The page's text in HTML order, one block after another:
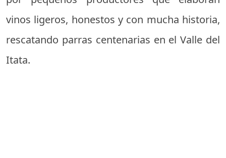
vinos ligeros, honestos y con mucha historia,
rescatando parras centenarias en el Valle del
Itata.